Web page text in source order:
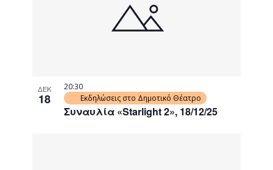
ΔΕΚ
18
Συναυλία «Starlight 2», 18/12/25
20:30
Εκδηλώσεις στο Δημοτικό Θέατρο